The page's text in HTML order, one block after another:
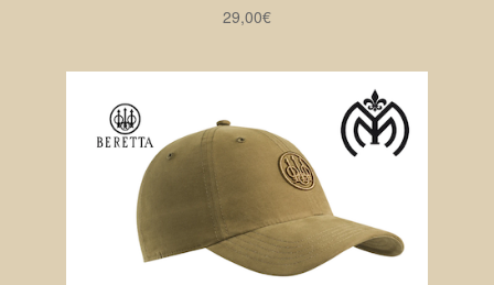
29,00€